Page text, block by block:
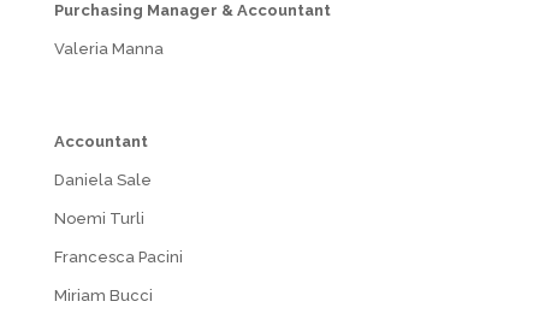
Purchasing Manager & Accountant
Valeria Manna
Accountant
Daniela Sale
Noemi Turli
Francesca Pacini
Miriam Bucci